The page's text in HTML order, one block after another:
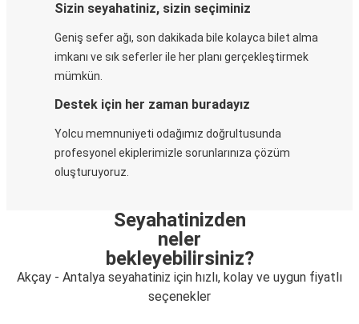
Sizin seyahatiniz, sizin seçiminiz
Geniş sefer ağı, son dakikada bile kolayca bilet alma
imkanı ve sık seferler ile her planı gerçekleştirmek
mümkün.
Destek için her zaman buradayız
Yolcu memnuniyeti odağımız doğrultusunda
profesyonel ekiplerimizle sorunlarınıza çözüm
oluşturuyoruz.
Seyahatinizden
neler
bekleyebilirsiniz?
Akçay - Antalya seyahatiniz için hızlı, kolay ve uygun fiyatlı
seçenekler